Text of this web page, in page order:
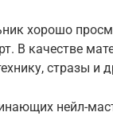
хорошо
В качестве
стразы и
нейл-